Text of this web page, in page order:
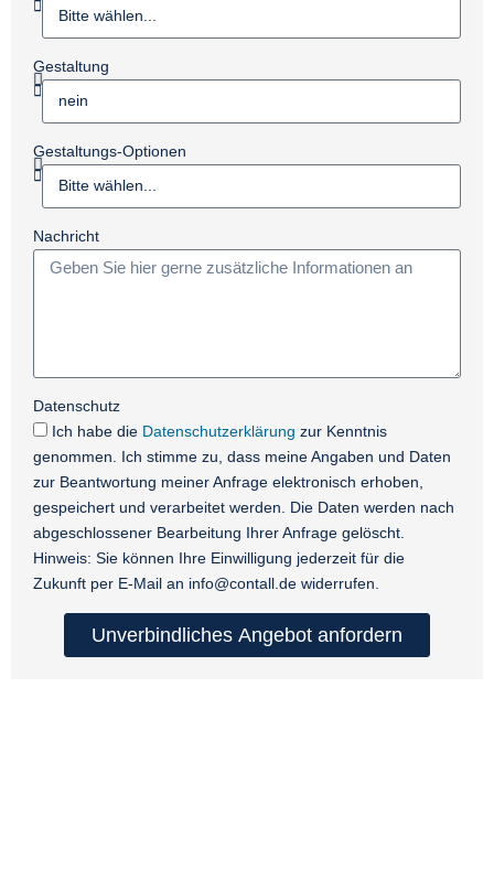
Gestaltung
Gestaltungs-Optionen
Nachricht
Datenschutz
Ich habe die Datenschutzerklärung zur Kenntnis
genommen. Ich stimme zu, dass meine Angaben und Daten
zur Beantwortung meiner Anfrage elektronisch erhoben,
gespeichert und verarbeitet werden. Die Daten werden nach
abgeschlossener Bearbeitung Ihrer Anfrage gelöscht.
Hinweis: Sie können Ihre Einwilligung jederzeit für die
Zukunft per E-Mail an info@contall.de widerrufen.
Unverbindliches Angebot anfordern